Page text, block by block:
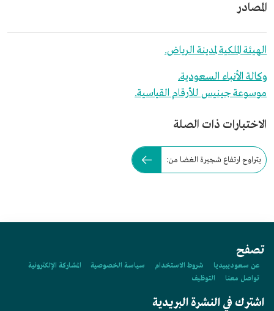
المصادر
الهيئة الملكية لمدينة الرياض.
وكالة الأنباء السعودية.
موسوعة جينيس للأرقام القياسية.
الاختبارات ذات الصلة
يتراوح ارتفاع شجيرة الغضا من:
تصفح
عن سعوديبيديا شروط الاستخدام سياسة الخصوصية
المشاركة الإلكترونية
تواصل معنا
التوظيف
اشترك في النشرة البريدية